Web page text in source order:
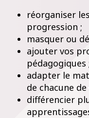
réorganiser
progression ;
masquer ou
ajouter vos
pédagogiques
adapter le
de chacune de
différencier